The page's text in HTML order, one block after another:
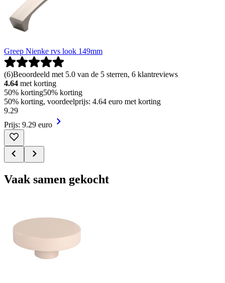
Greep Nienke rvs look 149mm
(6)Beoordeeld met 5.0 van de 5 sterren, 6 klantreviews
4.64 met korting
50% korting50% korting
50% korting, voordeelprijs: 4.64 euro met korting
9.29
Prijs: 9.29 euro
Vaak samen gekocht